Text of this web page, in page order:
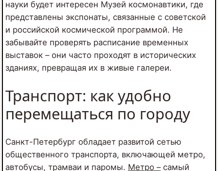
науки будет интересен Музей космонавтики, где
представлены экспонаты, связанные с советской
и российской космической программой. Не
забывайте проверять расписание временных
выставок – они часто проходят в исторических
зданиях, превращая их в живые галереи.
Транспорт: как удобно
перемещаться по городу
Санкт-Петербург обладает развитой сетью
общественного транспорта, включающей метро,
автобусы, трамваи и паромы. Метро –самый